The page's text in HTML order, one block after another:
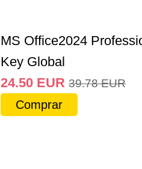
MS Office2024
Key Global
24.50 EUR 39.78 EUR
Comprar